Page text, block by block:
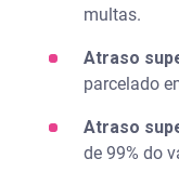
multas.
Atraso
parcelado
Atraso
de 99% do